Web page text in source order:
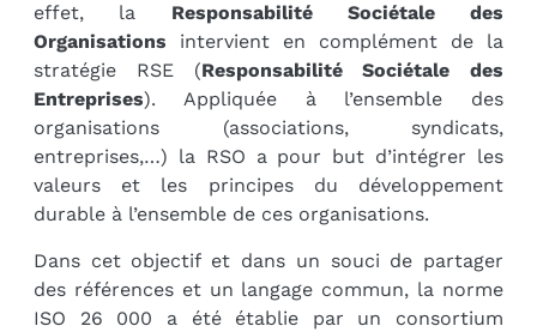
effet, la Responsabilité Sociétale des
Organisations intervient en complément de la
stratégie RSE (Responsabilité Sociétale des
Entreprises). Appliquée à l’ensemble des
organisations (associations, syndicats,
entreprises,…) la RSO a pour but d’intégrer les
valeurs et les principes du développement
durable à l’ensemble de ces organisations.
Dans cet objectif et dans un souci de partager
des références et un langage commun, la norme
ISO 26 000 a été établie par un consortium